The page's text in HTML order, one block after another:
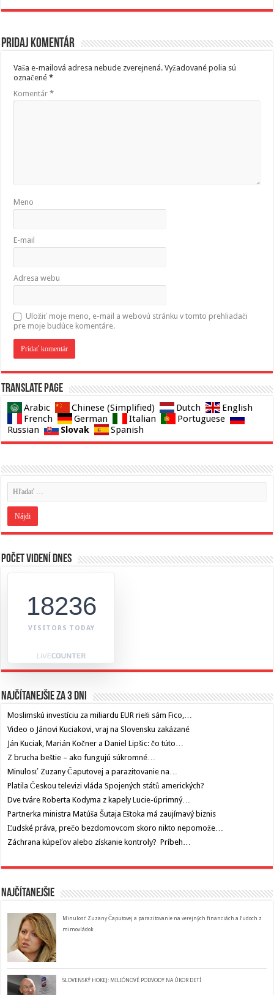
Pridaj komentár
Vaša e-mailová adresa nebude zverejnená. Vyžadované polia sú
označené*
Komentár*
Meno
E-mail
Adresa webu
Uložiť moje meno, e-mail a webovú stránku v tomto prehliadači
pre moje budúce komentáre.
Translate page
Arabic Chinese (Simplified) Dutch
English
French
German Italian
Portuguese
Russian
Slovak Spanish
Počet videní dnes
18236
VISITORS TODAY
Najčítanejšie za 3 dni
Moslimskú investíciu za miliardu EUR rieši sám Fico,…
Video o Jánovi Kuciakovi, vraj na Slovensku zakázané
Ján Kuciak, Marián Kočner a Daniel Lipšic: čo túto…
Z brucha beštie – ako fungujú súkromné…
Minulosť Zuzany Čaputovej a parazitovanie na…
Platila Českou televizi vláda Spojených států amerických?
Dve tváre Roberta Kodyma z kapely Lucie-úprimný…
Partnerka ministra Matúša Šutaja Eštoka má zaujímavý biznis
Ľudské práva, prečo bezdomovcom skoro nikto nepomože…
Záchrana kúpeľov alebo získanie kontroly? Príbeh…
Najčítanejšie
Minulosť Zuzany Čaputovej a parazitovanie na verejných financiách a ľudoch z
mimovládok
SLOVENSKÝ HOKEJ: MILIÓNOVÉ PODVODY NA ÚKOR DETÍ